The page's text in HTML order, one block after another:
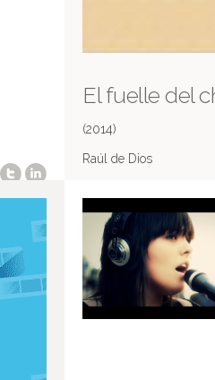
El fuelle del
(2014)
Raúl de Dios